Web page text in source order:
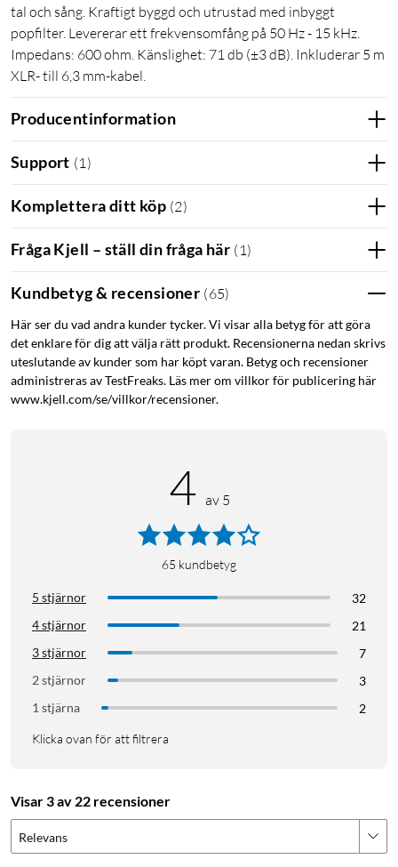
tal och sång. Kraftigt byggd och utrustad med inbyggt
popfilter. Levererar ett frekvensomfång på 50 Hz - 15 kHz.
Impedans: 600 ohm. Känslighet: 71 db (±3 dB). Inkluderar 5 m
XLR- till 6,3 mm-kabel.
Producentinformation
Support (1)
Komplettera ditt köp (2)
Fråga Kjell – ställ din fråga här ( 1)
Kundbetyg & recensioner (65)
Här ser du vad andra kunder tycker. Vi visar alla betyg för att göra
det enklare för dig att välja rätt produkt. Recensionerna nedan skrivs
uteslutande av kunder som har köpt varan. Betyg och recensioner
administreras av TestFreaks. Läs mer om villkor för publicering här
www.kjell.com/se/villkor/recensioner.
4 av 5
65 kundbetyg
5 stjärnor
32
4 stjärnor
21
3 stjärnor
7
2 stjärnor
3
1 stjärna
2
Klicka ovan för att filtrera
Visar 3 av 22 recensioner
Relevans